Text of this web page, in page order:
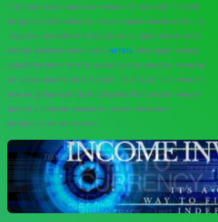
13 гривен за единицу выполненного задания. Но если
интересно попробовать, такие задачи можно найти на
«Адвего», например. В общем, если представить себя
внутри компьютерной игры, читать благодаря такому
заработку денег в сети, вы получаете монеты, но никак
не прокачиваете своего героя. То есть до 90-го левела
вам не добраться таким образом. Но прокрастинацию
просто и полезно заменить такими легкими и
интересными занятиями.